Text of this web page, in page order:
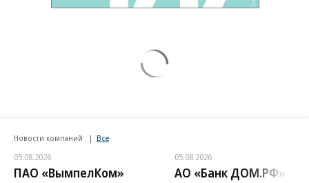
Новости компаний Все
05.08.2026
ПАО «ВымпелКом»
05.08.2026
АО «Банк ДОМ.РФ»